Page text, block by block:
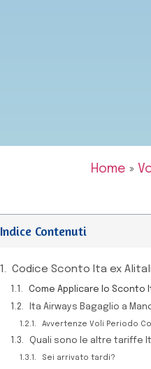
Home »
Indice Contenuti
Codice Sconto Ita ex
Come Applicare lo Sconto
Ita Airways Bagaglio a
Avvertenze Voli Periodo
Quali sono le altre tariffe
Sei arrivato tardi?